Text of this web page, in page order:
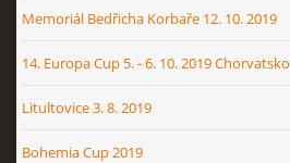
Memoriál Bedřicha Korbaře 12. 10. 2019
14. Europa Cup 5. - 6. 10. 2019 Chorvatsko
Litultovice 3. 8. 2019
Bohemia Cup 2019